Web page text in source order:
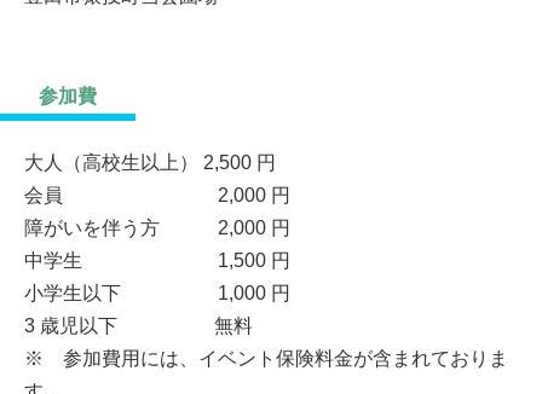
参加費
大人（高校生以上） 2,500 円
会員 2,000 円
障がいを伴う方 2,000 円
中学生 1,500 円
小学生以下 1,000 円
3 歳児以下 無料
※ 参加費用には、イベント保険料金が含まれておりま